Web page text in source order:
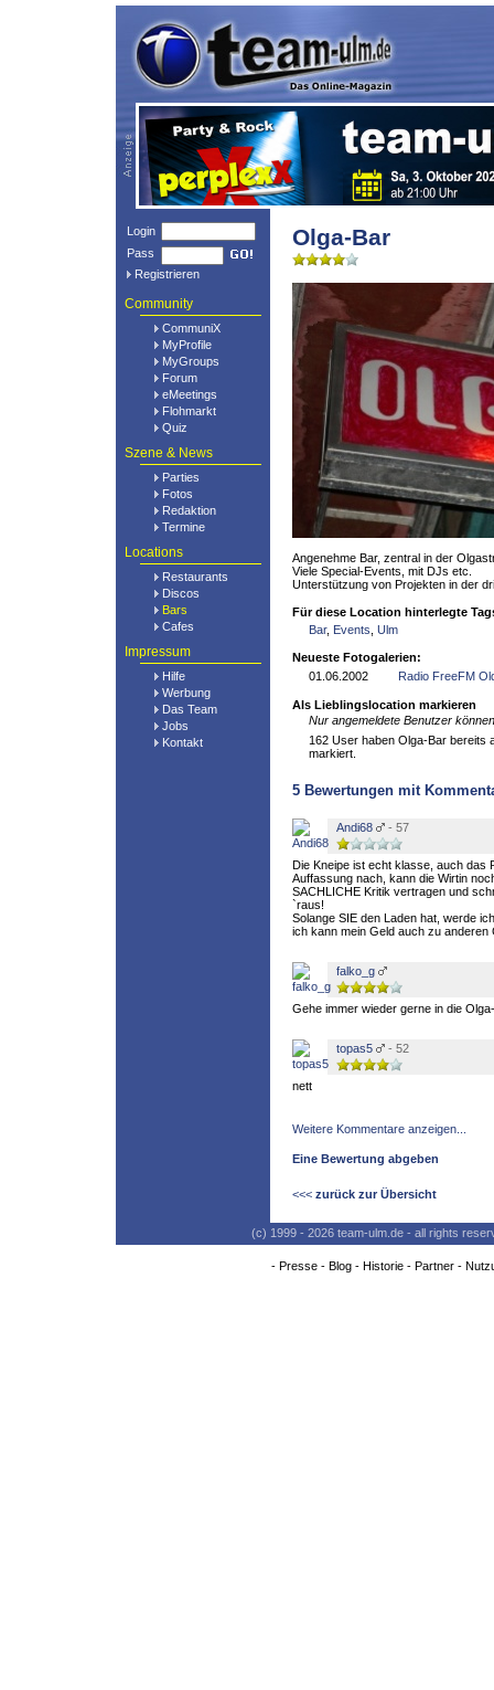
Login
Pass
Registrieren
Community
CommuniX
MyProfile
MyGroups
Forum
eMeetings
Flohmarkt
Quiz
Szene & News
Parties
Fotos
Redaktion
Termine
Locations
Restaurants
Discos
Bars
Cafes
Impressum
Hilfe
Werbung
Das Team
Jobs
Kontakt
Olga-Bar
Angenehme Bar, zentral in der
Viele Special-Events, mit DJs etc.
Unterstützung von Projekten in der
Für diese Location hinterlegte
Bar, Events Ulm
Neueste Fotogalerien:
01.06.2002
Radio FreeFM
Als Lieblingslocation markieren
Nur angemeldete Benutzer
162 User haben Olga-Bar bereits
markiert.
5 Bewertungen mit
Andi68 - 57
Die Kneipe ist echt klasse, auch das
Auffassung nach, kann die Wirtin
SACHLICHE Kritik vertragen und
`raus!
Solange SIE den Laden hat, werde
ich kann mein Geld auch zu anderen
falko_g
Gehe immer wieder gerne in die
topas5 - 52
nett
Weitere Kommentare anzeigen...
Eine Bewertung abgeben
<<< zurück zur Übersicht
(c) 1999 - 2026 team-ulm.de - all rights
- Presse- Blog- Historie- Partner-